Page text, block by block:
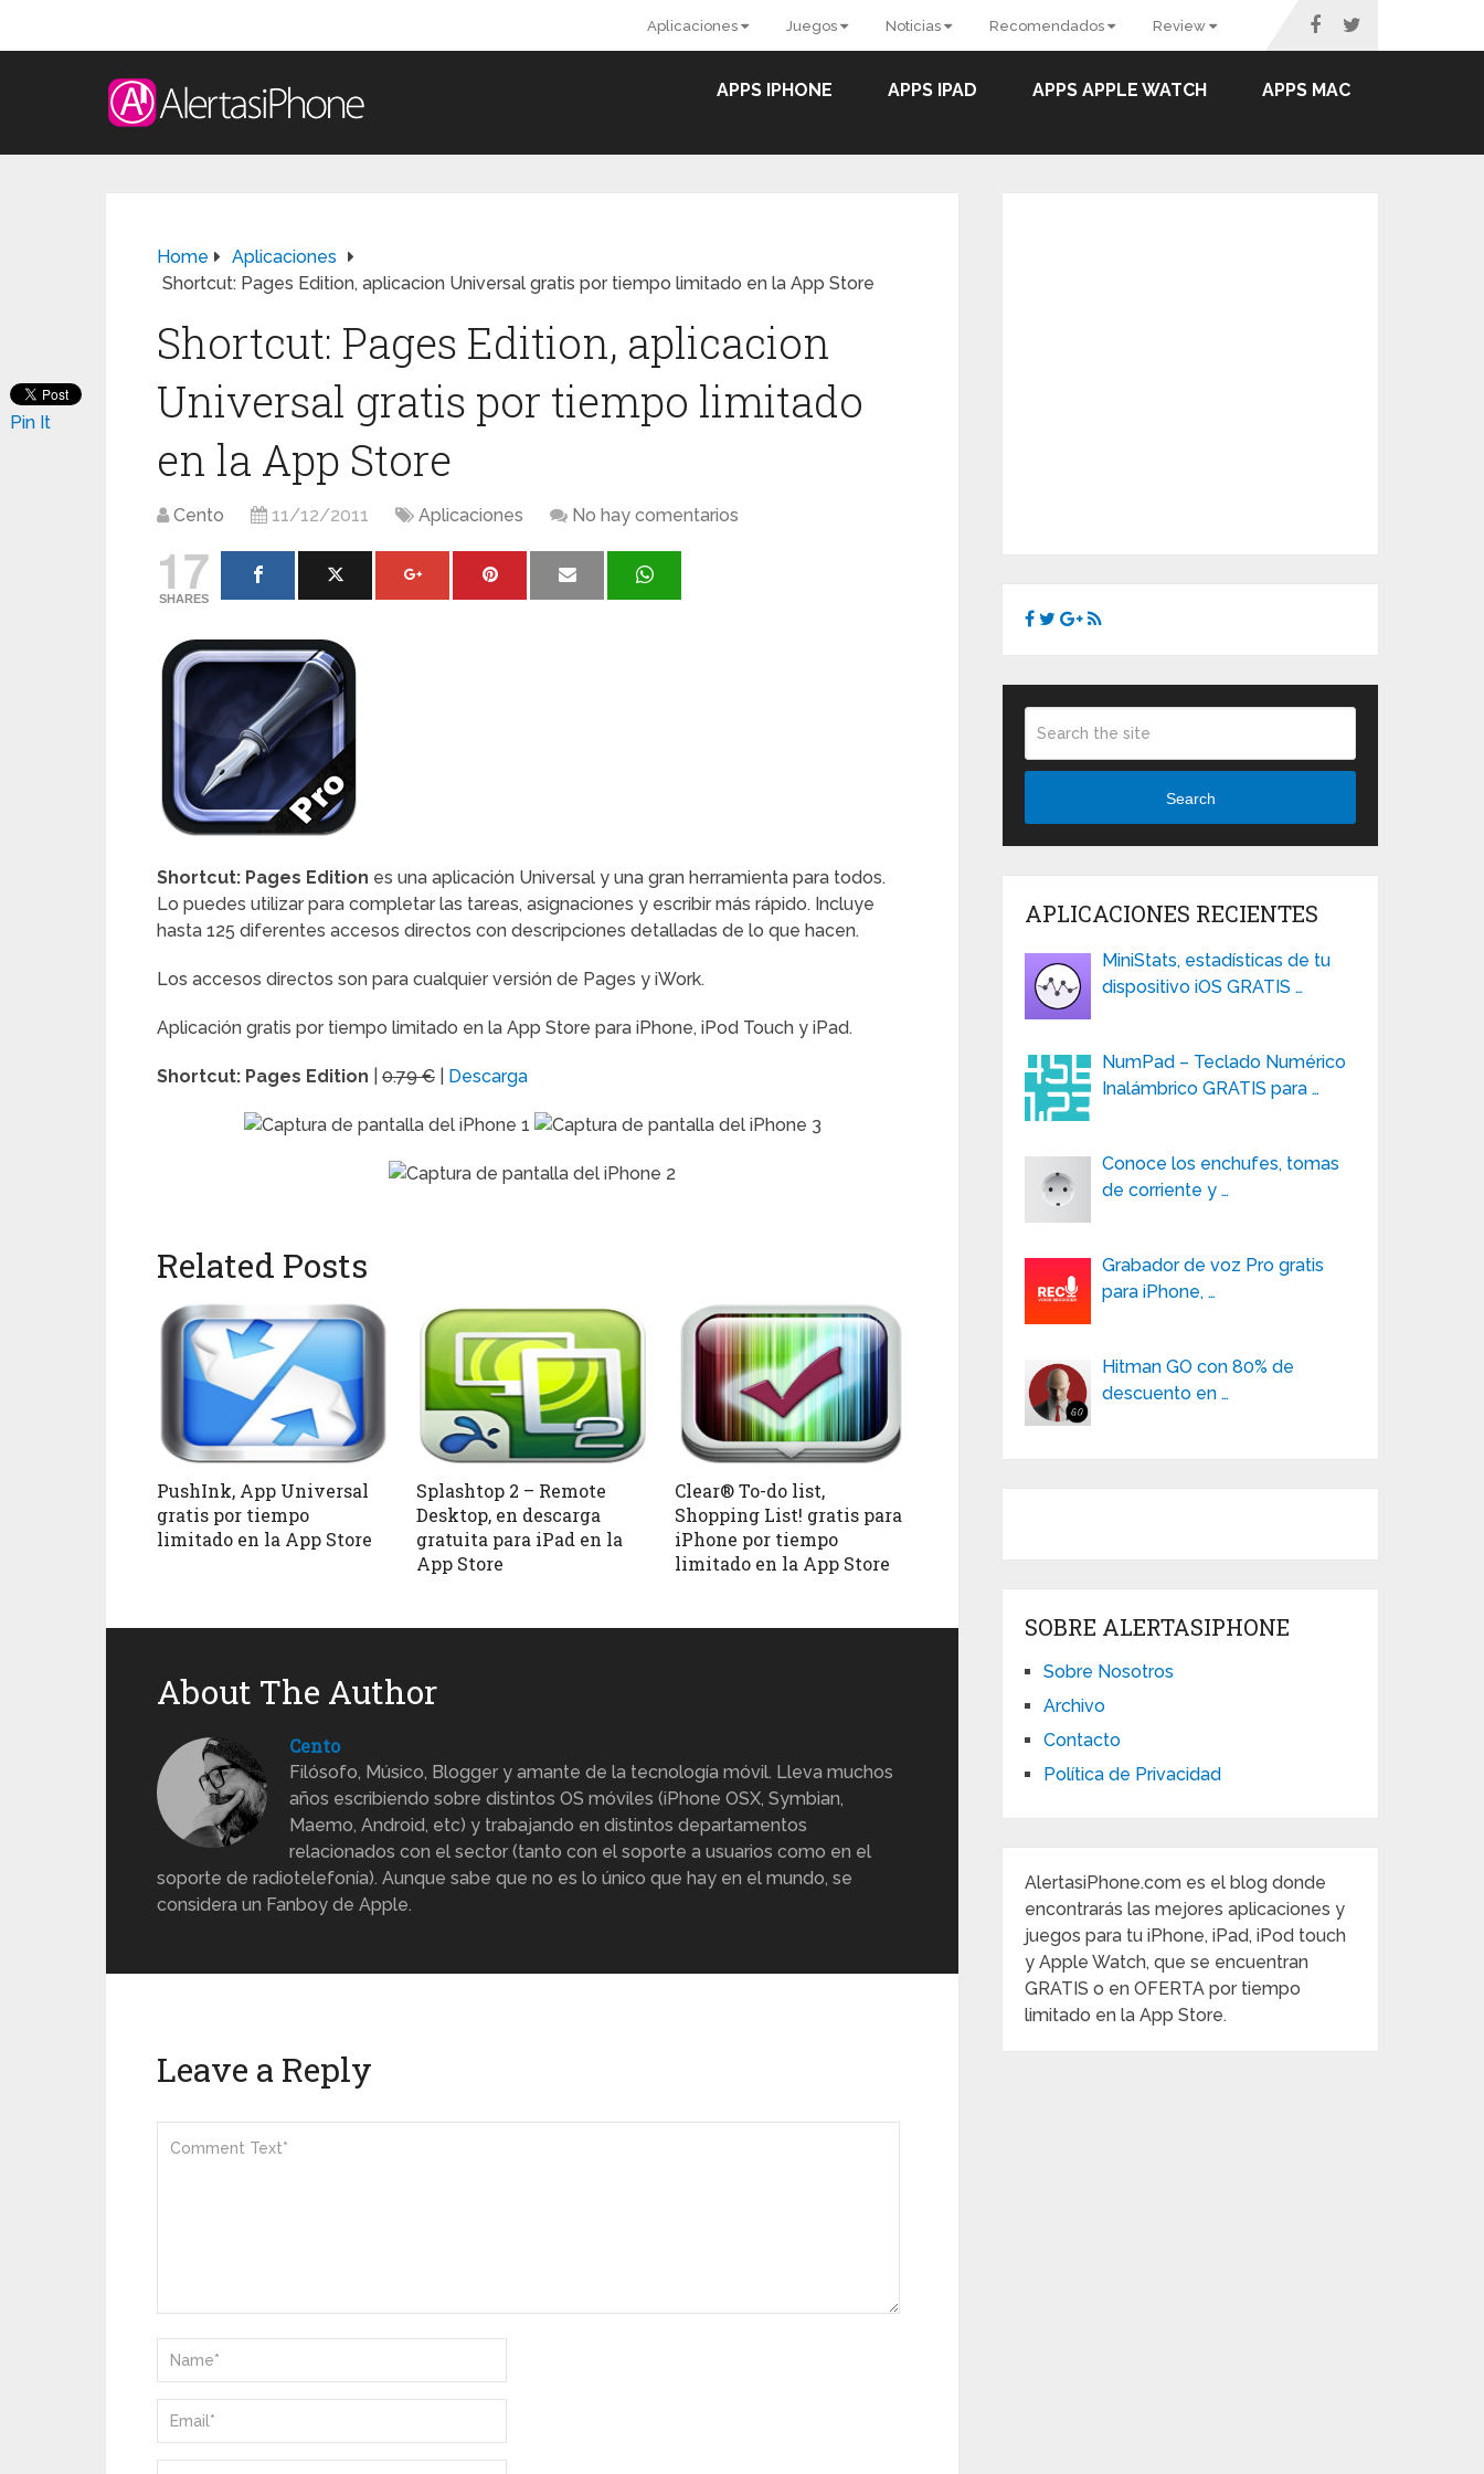
Aplicaciones Juegos Noticias Recomendados Review
APPS IPHONE APPS IPAD APPS APPLE WATCH APPS MAC
Home
Aplicaciones
Shortcut: Pages Edition, aplicacion Universal gratis por tiempo limitado en la App Store
Shortcut: Pages Edition, aplicacion
Universal gratis por tiempo limitado
en la App Store
Cento 11/12/2011 Aplicaciones No hay comentarios
17
SHARES
Shortcut: Pages Edition es una aplicación Universal y una gran herramienta para todos.
Lo puedes utilizar para completar las tareas, asignaciones y escribir más rápido. Incluye
hasta 125 diferentes accesos directos con descripciones detalladas de lo que hacen.
Los accesos directos son para cualquier versión de Pages y iWork.
Aplicación gratis por tiempo limitado en la App Store para iPhone, iPod Touch y iPad.
Shortcut: Pages Edition 0.79 € Descarga
Pin It
Related Posts
PushInk, App Universal
gratis por tiempo
limitado en la App Store
Splashtop 2 – Remote
Desktop, en descarga
gratuita para iPad en la
App Store
Clear® To-do list,
Shopping List! gratis para
iPhone por tiempo
limitado en la App Store
About The Author
Cento
Filósofo, Músico, Blogger y amante de la tecnología móvil. Lleva muchos
años escribiendo sobre distintos OS móviles (iPhone OSX, Symbian,
Maemo, Android, etc) y trabajando en distintos departamentos
relacionados con el sector (tanto con el soporte a usuarios como en el
soporte de radiotelefonía). Aunque sabe que no es lo único que hay en el mundo, se
considera un Fanboy de Apple.
Leave a Reply
Search
APLICACIONES RECIENTES
MiniStats, estadísticas de tu
dispositivo iOS GRATIS …
NumPad – Teclado Numérico
Inalámbrico GRATIS para …
Conoce los enchufes, tomas
de corriente y …
Grabador de voz Pro gratis
para iPhone, …
Hitman GO con 80% de
descuento en …
SOBRE ALERTASIPHONE
Sobre Nosotros
Archivo
Contacto
Política de Privacidad
AlertasiPhone.com es el blog donde
encontrarás las mejores aplicaciones y
juegos para tu iPhone, iPad, iPod touch
y Apple Watch, que se encuentran
GRATIS o en OFERTA por tiempo
limitado en la App Store.